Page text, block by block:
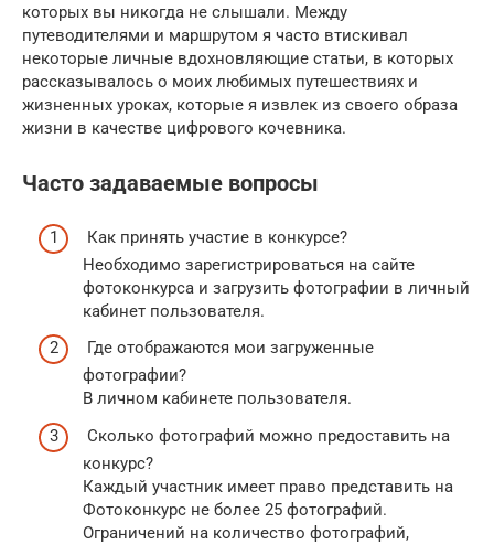
которых вы никогда не слышали. Между
путеводителями и маршрутом я часто втискивал
некоторые личные вдохновляющие статьи, в которых
рассказывалось о моих любимых путешествиях и
жизненных уроках, которые я извлек из своего образа
жизни в качестве цифрового кочевника.
Часто задаваемые вопросы
Как принять участие в конкурсе?
Необходимо зарегистрироваться на сайте
фотоконкурса и загрузить фотографии в личный
кабинет пользователя.
Где отображаются мои загруженные
фотографии?
В личном кабинете пользователя.
Сколько фотографий можно предоставить на
конкурс?
Каждый участник имеет право представить на
Фотоконкурс не более 25 фотографий.
Ограничений на количество фотографий,